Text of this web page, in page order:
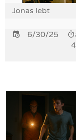
Jonas lebt
6/30/25